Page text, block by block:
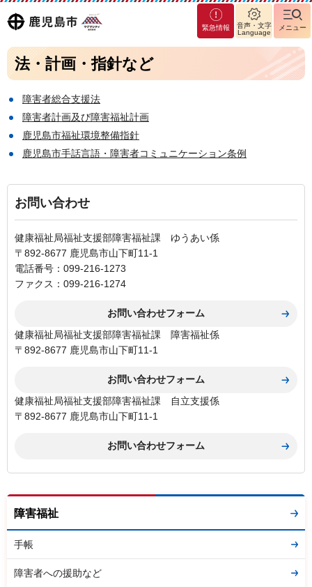
鹿児島
市
マグ
マシ
ティ
鹿児
島市
緊急情報
音声・文字
Language
メニュー
法・計画・指針など
障害者総合支援法
障害者計画及び障害福祉計画
鹿児島市福祉環境整備指針
鹿児島市手話言語・障害者コミュニケーション条例
お問い合わせ
健康福祉局福祉支援部障害福祉課 ゆうあい係
〒892-8677 鹿児島市山下町11-1
電話番号：099-216-1273
ファクス：099-216-1274
健康福祉局福祉支援部障害福祉課 障害福祉係
〒892-8677 鹿児島市山下町11-1
健康福祉局福祉支援部障害福祉課 自立支援係
〒892-8677 鹿児島市山下町11-1
障害福祉
手帳
障害者への援助など